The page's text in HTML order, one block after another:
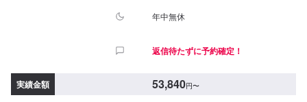
年中無休
返信待たずに予約確定！
実績金額 53,840円〜